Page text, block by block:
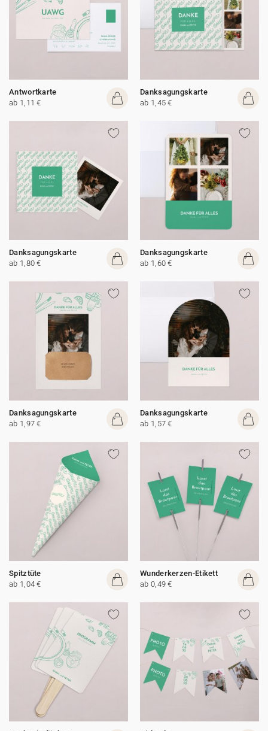
Antwortkarte
ab 1,11 €
Danksagungskarte
ab 1,45 €
Danksagungskarte
ab 1,80 €
Danksagungskarte
ab 1,60 €
Danksagungskarte
ab 1,97 €
Danksagungskarte
ab 1,57 €
Spitztüte
ab 1,04 €
Wunderkerzen-Etikett
ab 0,49 €